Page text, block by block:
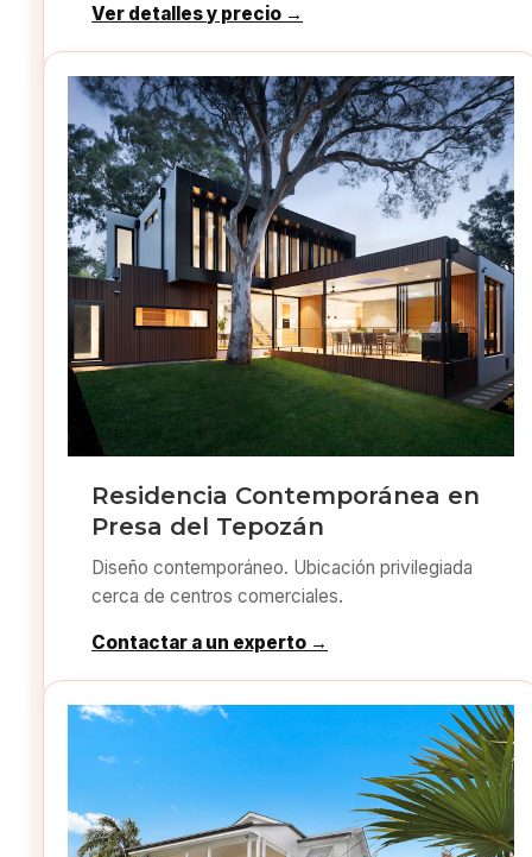
Ver detalles y precio →
Residencia Contemporánea en
Presa del Tepozán
Diseño contemporáneo. Ubicación privilegiada
cerca de centros comerciales.
Contactar a un experto →